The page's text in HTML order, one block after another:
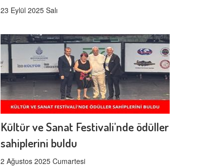
23 Eylül 2025 Salı
Kültür ve Sanat Festivali'nde ödüller
sahiplerini buldu
2 Ağustos 2025 Cumartesi